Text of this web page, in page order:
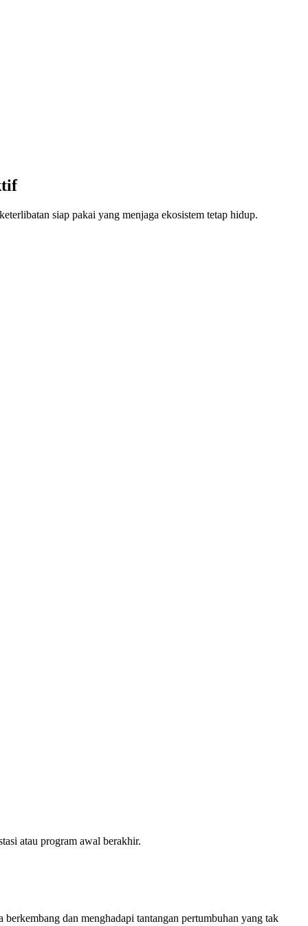
siap pakai yang menjaga ekosistem tetap hidup.
atau program awal berakhir.
dan menghadapi tantangan pertumbuhan yang tak